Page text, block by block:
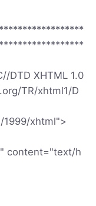
DTD XHTML 1.0
TR/xhtml1/D
xhtml">
content="text/h